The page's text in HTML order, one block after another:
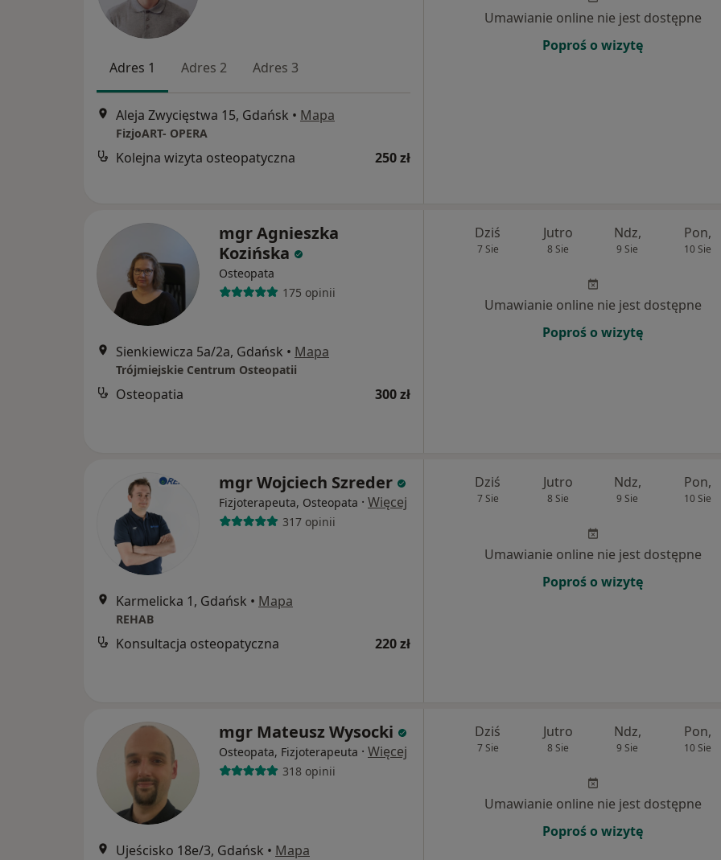
Adres 1 Adres 2 Adres 3
Aleja Zwycięstwa 15, Gdańsk • Mapa
FizjoART- OPERA
Kolejna wizyta osteopatyczna 250 zł
Umawianie online nie jest dostępne
Poproś o wizytę
mgr Agnieszka
Kozińska
Osteopata
175 opinii
Sienkiewicza 5a/2a, Gdańsk • Mapa
Trójmiejskie Centrum Osteopatii
Osteopatia 300 zł
Dziś
7 Sie
Jutro
8 Sie
Ndz,
9 Sie
Pon,
10 Sie
Umawianie online nie jest dostępne
Poproś o wizytę
mgr Wojciech Szreder
Fizjoterapeuta, Osteopata · Więcej
317 opinii
Karmelicka 1, Gdańsk • Mapa
REHAB
Konsultacja osteopatyczna 220 zł
Dziś
7 Sie
Jutro
8 Sie
Ndz,
9 Sie
Pon,
10 Sie
Umawianie online nie jest dostępne
Poproś o wizytę
mgr Mateusz Wysocki
Osteopata, Fizjoterapeuta · Więcej
318 opinii
Ujeścisko 18e/3, Gdańsk • Mapa
Dziś
7 Sie
Jutro
8 Sie
Ndz,
9 Sie
Pon,
10 Sie
Umawianie online nie jest dostępne
Poproś o wizytę